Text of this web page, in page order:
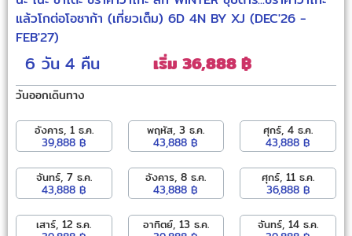
แล้วโกต่อโอซาก้า (เที่ยวเต็ม) 6D 4N BY XJ (DEC'26 -
FEB'27)
6 วัน 4 คืน เริ่ม 36,888 ฿
วันออกเดินทาง
อังคาร, 1 ธ.ค.
39,888 ฿
พฤหัส, 3 ธ.ค.
43,888 ฿
ศุกร์, 4 ธ.ค.
43,888 ฿
จันทร์, 7 ธ.ค.
43,888 ฿
อังคาร, 8 ธ.ค.
43,888 ฿
ศุกร์, 11 ธ.ค.
36,888 ฿
เสาร์, 12 ธ.ค.
อาทิตย์, 13 ธ.ค.
จันทร์, 14 ธ.ค.